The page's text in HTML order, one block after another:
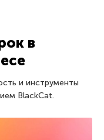
в
и инструменты
BlackCat.